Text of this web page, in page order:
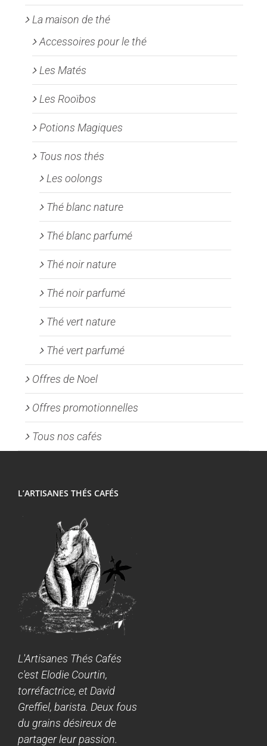
produit
La maison de thé
Accessoires pour le thé
Les Matés
Les Rooïbos
Potions Magiques
Tous nos thés
Les oolongs
Thé blanc nature
Thé blanc parfumé
Thé noir nature
Thé noir parfumé
Thé vert nature
Thé vert parfumé
Offres de Noel
Offres promotionnelles
Tous nos cafés
L’ARTISANES THÉS CAFÉS
L'Artisanes Thés Cafés
c'est Elodie Courtin,
torréfactrice, et David
Greffiel, barista. Deux fous
du grains désireux de
partager leur passion.